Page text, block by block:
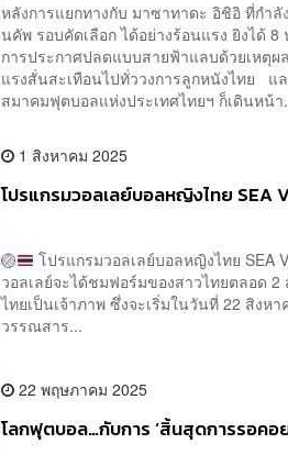
หลังการแยกทางกับ มาซาทาดะ อิชิอิ ที่กำ
นคัพ รอบคัดเลือก ได้อย่างร้อนแรง ยิงได้ 8
การประกาศปลดแบบสายฟ้าแลบด้วยเหตุผ
แรงสั่นสะเทือนไปทั่ววงการลูกหนังไทย แ
สมาคมฟุตบอลแห่งประเทศไทยฯ ก็เดินหน้า
1 สิงหาคม 2025
โปรแกรมวอลเลย์บอลหญิงไทย SEA
🏐
โปรแกรมวอลเลย์บอลหญิงไทย SEA
วอลเลย์จะได้ชมฟอร์มของสาวไทยตลอด
ไทยเป็นเจ้าภาพ ซึ่งจะเริ่มในวันที่ 22 สิ
วรรณสาร...
22 พฤษภาคม 2025
โลกฟุตบอล…กับการ ‘สิ้นสุดการรอคอ